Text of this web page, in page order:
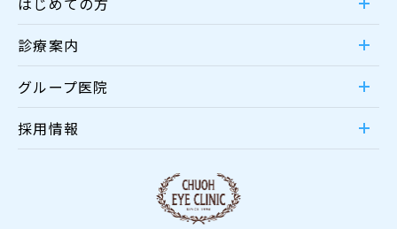
診療案内
グループ医院
採用情報